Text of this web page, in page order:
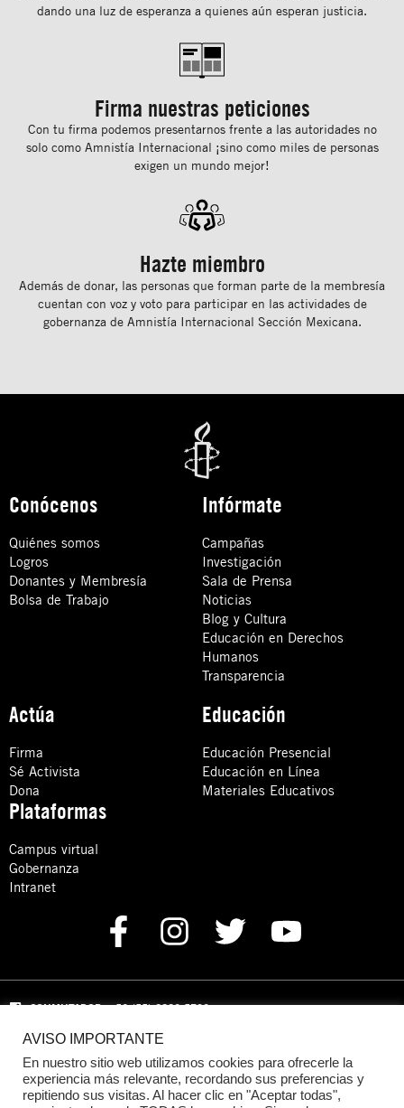
dando una luz de esperanza a quienes aún esperan justicia.
Firma nuestras peticiones
Con tu ﬁrma podemos presentarnos frente a las autoridades no
solo como Amnistía Internacional ¡sino como miles de personas
exigen un mundo mejor!
Hazte miembro
Además de donar, las personas que forman parte de la membresía
cuentan con voz y voto para participar en las actividades de
gobernanza de Amnistía Internacional Sección Mexicana.
Conócenos
Quiénes somos
Logros
Donantes y Membresía
Bolsa de Trabajo
Infórmate
Campañas
Investigación
Sala de Prensa
Noticias
Blog y Cultura
Educación en Derechos
Humanos
Transparencia
Actúa
Firma
Sé Activista
Dona
Educación
Educación Presencial
Educación en Línea
Materiales Educativos
Plataformas
Campus virtual
Gobernanza
Intranet
CONMUTADOR: +52 (55) 8880 5730
Domicilio: Calle Hércules 13,
Benito Juárez, C.P. 03940 Ciudad de México, CDMX
DONACIONES:+52 +52 (55) 8880 5755
AVISO IMPORTANTE
En nuestro sitio web utilizamos cookies para ofrecerle la
experiencia más relevante, recordando sus preferencias y
repitiendo sus visitas. Al hacer clic en "Aceptar todas",